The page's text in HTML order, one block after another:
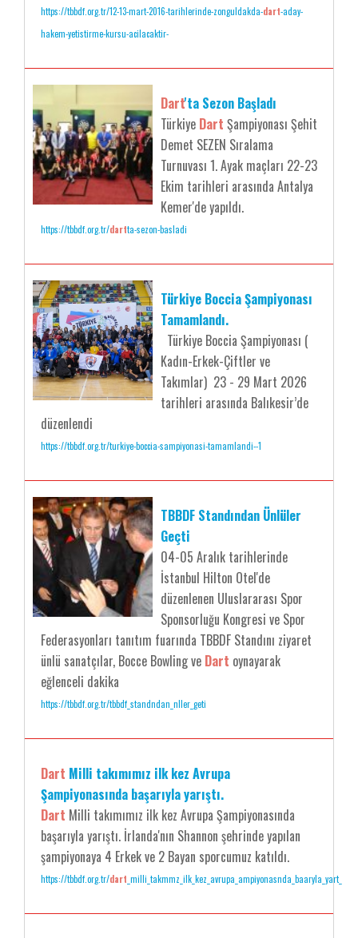
https://tbbdf.org.tr/12-13-mart-2016-tarihlerinde-zonguldakda-dart-aday-
hakem-yetistirme-kursu-acilacaktir-
Dart'ta Sezon Başladı
Türkiye Dart Şampiyonası Şehit
Demet SEZEN Sıralama
Turnuvası 1. Ayak maçları 22-23
Ekim tarihleri arasında Antalya
Kemer'de yapıldı.
https://tbbdf.org.tr/dartta-sezon-basladi
Türkiye Boccia Şampiyonası
Tamamlandı.
Türkiye Boccia Şampiyonası (
Kadın-Erkek-Çiftler ve
Takımlar) 23 - 29 Mart 2026
tarihleri arasında Balıkesir’de
düzenlendi
https://tbbdf.org.tr/turkiye-boccia-sampiyonasi-tamamlandi--1
TBBDF Standından Ünlüler
Geçti
04-05 Aralık tarihlerinde
İstanbul Hilton Otel'de
düzenlenen Uluslararası Spor
Sponsorluğu Kongresi ve Spor
Federasyonları tanıtım fuarında TBBDF Standını ziyaret
ünlü sanatçılar, Bocce Bowling ve Dart oynayarak
eğlenceli dakika
https://tbbdf.org.tr/tbbdf_standndan_nller_geti
Dart Milli takımımız ilk kez Avrupa
Şampiyonasında başarıyla yarıştı.
Dart Milli takımımız ilk kez Avrupa Şampiyonasında
başarıyla yarıştı. İrlanda'nın Shannon şehrinde yapılan
şampiyonaya 4 Erkek ve 2 Bayan sporcumuz katıldı.
https://tbbdf.org.tr/dart _milli_takmmz_ilk_kez_avrupa_ampiyonasnda_baaryla_yart_